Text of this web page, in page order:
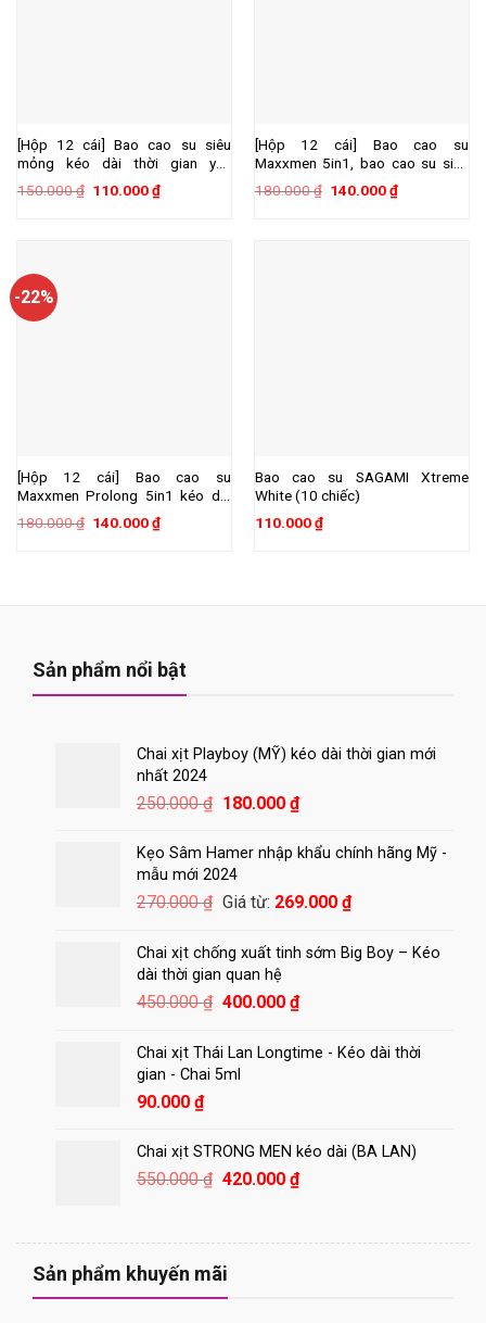
[Hộp 12 cái] Bao cao su siêu
mỏng kéo dài thời gian yêu
Power Men Type hộp 12 cái
150.000₫ Giá
110.000₫Giá
hiện
[Hộp 12 cái] Bao cao su
Maxxmen 5in1, bao cao su siêu
mỏng 0.03mm, chống xuất tinh
sớm kéo dài thời gian
180.000₫ Giá
140.000₫Giá
hiện
-22%
[Hộp 12 cái] Bao cao su
Maxxmen Prolong 5in1 kéo dài
thời gian, gai nổi lớn
180.000₫ Giá
140.000₫Giá
hiện
Bao cao su SAGAMI Xtreme
White (10 chiếc)
110.000₫
Sản phẩm nổi bật
Chai xịt Playboy (MỸ) kéo dài thời gian mới
nhất 2024
250.000₫ Giá
là:
250.000 ₫.
180.000 ₫Giá
tại
180.000 ₫.
Kẹo Sâm Hamer nhập khẩu chính hãng Mỹ -
mẫu mới 2024
270.000₫ Giá từ: 269.000 ₫
Chai xịt chống xuất tinh sớm Big Boy – Kéo
dài thời gian quan hệ
450.000₫ Giá
là:
450.000 ₫.
400.000 ₫Giá
tại
Chai xịt Thái Lan Longtime - Kéo dài thời
gian - Chai 5ml
90.000 ₫
Chai xịt STRONG MEN kéo dài (BA LAN)
550.000₫ Giá
550.000 ₫.
420.000 ₫Giá
là:
Sản phẩm khuyến mãi